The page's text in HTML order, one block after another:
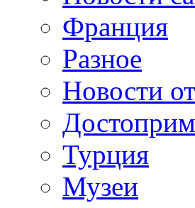
Франция
Разное
Новости
Турция
Музеи